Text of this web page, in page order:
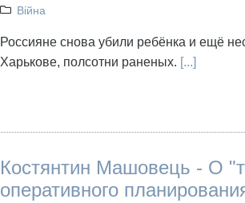
Війна
Россияне снова убили ребёнка и ещё
Харькове, полсотни раненых. [...]
Костянтин Машовець - О
оперативного